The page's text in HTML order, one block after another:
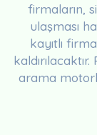
firmaların,
ulaşması
kayıtlı
arama